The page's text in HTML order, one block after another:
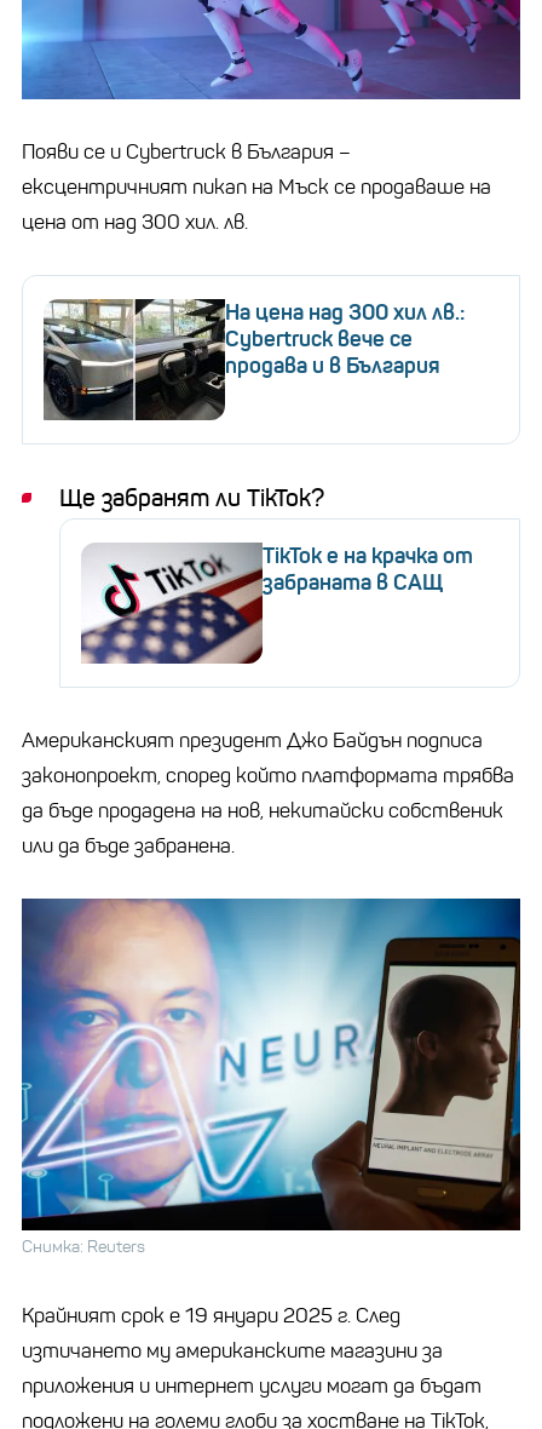
Появи се и Cybertruck в България –
ексцентричният пикап на Мъск се продаваше на
цена от над 300 хил. лв.
На цена над 300 хил лв.:
Cybertruck вече се
продава и в България
Ще забранят ли TikTok?
TikTok е на крачка от
забраната в САЩ
Американският президент Джо Байдън подписа
законопроект, според който платформата трябва
да бъде продадена на нов, некитайски собственик
или да бъде забранена.
Снимка: Reuters
Крайният срок е 19 януари 2025 г. След
изтичането му американските магазини за
приложения и интернет услуги могат да бъдат
подложени на големи глоби за хостване на TikTok,